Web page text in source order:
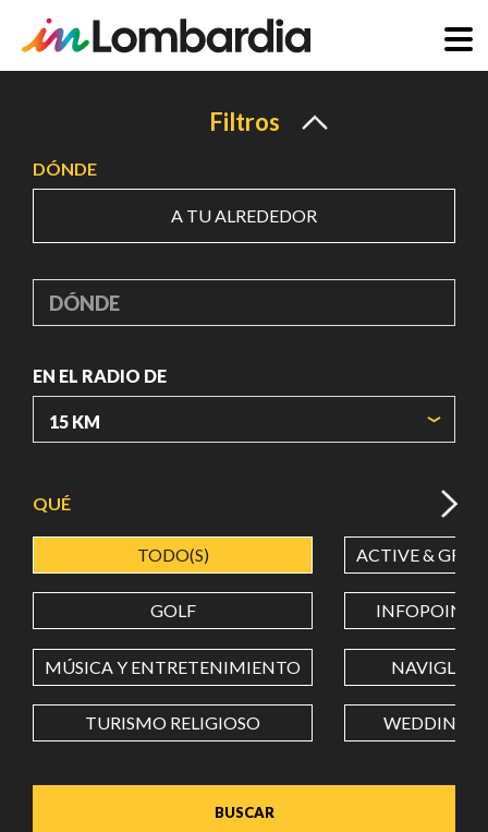
principal
Filtros
DÓNDE
A TU ALREDEDOR
DÓNDE
EN EL RADIO DE
LONGITUD
Value in decimal degrees. Use dot (.) as decimal separator.
QUÉ
TODO(S) ACTIVE &
GOLF INFOPOINT
MÚSICA Y ENTRETENIMIENTO NAVIGLI
TURISMO RELIGIOSO WEDDING